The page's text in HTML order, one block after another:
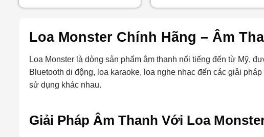
0
0
Loa Monster Chính Hãng – Âm
Loa Monster là dòng sản phẩm âm thanh nổi tiếng đến từ Mỹ,
Bluetooth di động, loa karaoke, loa nghe nhạc đến các giải
sử dụng khác nhau.
Giải Pháp Âm Thanh Với Loa